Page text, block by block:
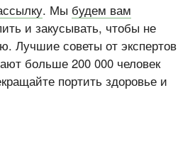
. Мы будем вам
и закусывать, чтобы не
Лучшие советы от экспертов
больше 200 000 человек
портить здоровье и